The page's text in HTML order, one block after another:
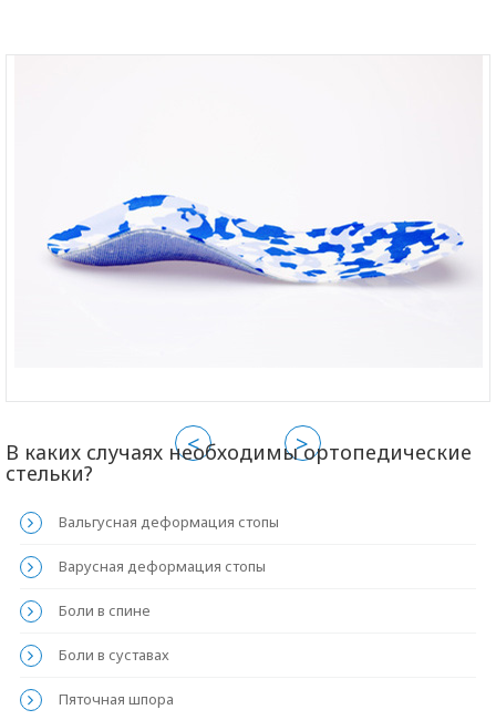
< >
В каких случаях необходимы ортопедические
стельки?
Вальгусная деформация стопы
Варусная деформация стопы
Боли в спине
Боли в суставах
Пяточная шпора